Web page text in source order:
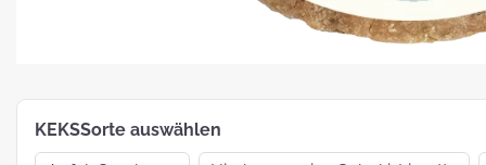
The
KEKSSorte auswählen